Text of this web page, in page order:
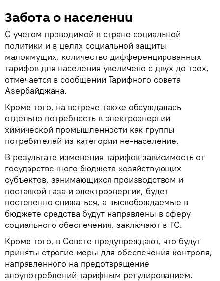
Забота о населении
С учетом проводимой в стране социальной
политики и в целях социальной защиты
малоимущих, количество дифференцированных
тарифов для населения увеличено с двух до трех,
отмечается в сообщении Тарифного совета
Азербайджана.
Кроме того, на встрече также обсуждалась
отдельно потребность в электроэнергии
химической промышленности как группы
потребителей из категории не-население.
В результате изменения тарифов зависимость от
государственного бюджета хозяйствующих
субъектов, занимающихся производством и
поставкой газа и электроэнергии, будет
постепенно снижаться, а высвобождаемые в
бюджете средства будут направлены в сферу
социального обеспечения, заключают в ТС.
Кроме того, в Совете предупреждают, что будут
приняты строгие меры для обеспечения контроля,
направленного на предотвращение
злоупотреблений тарифным регулированием.